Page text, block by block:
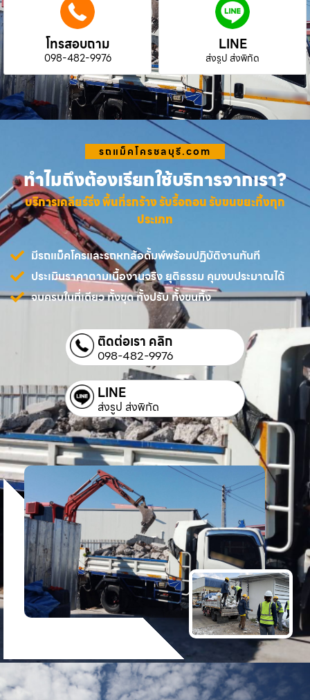
โทรสอบถาม
098-482-9976
LINE
ส่งรูป ส่งพิกัด
รถแม็คโครชลบุรี.com
ทำไมถึงต้องเรียกใช้บริการจากเรา?
บริการเคลียร์ริ่ง พื้นที่รกร้าง รับรื้อถอน รับขนขยะทิ้งทุก
ประเภท
มีรถแม็คโครและรถหกล้อดั้มพ์พร้อมปฏิบัติงานทันที
ประเมินราคาตามเนื้องานจริง ยุติธรรม คุมงบประมาณได้
จบครบในที่เดียว ทั้งขุด ทั้งปรับ ทั้งขนทิ้ง
ติดต่อเรา คลิก
098-482-9976
LINE
ส่งรูป ส่งพิกัด